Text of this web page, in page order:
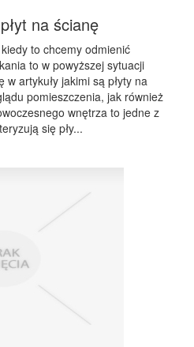
na ścianę
to chcemy odmienić
to w powyższej sytuacji
artykuły jakimi są płyty na
pomieszczenia, jak również
wnętrza to jedne z
się pły...